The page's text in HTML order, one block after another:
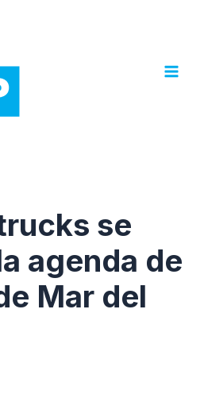
se
agenda de
Mar del